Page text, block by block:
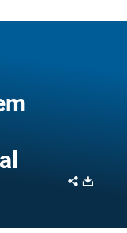
Share